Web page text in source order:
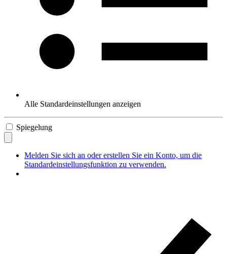
Alle Standardeinstellungen anzeigen
Spiegelung
Melden Sie sich an oder erstellen Sie ein Konto, um die
Standardeinstellungsfunktion zu verwenden.